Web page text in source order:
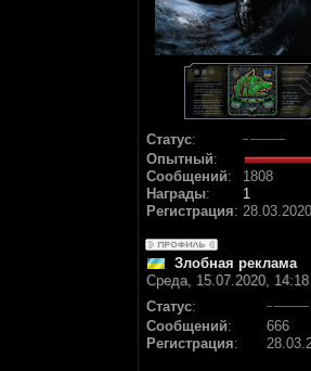
Статус:
Опытный:
Сообщений:
1808
Награды:
1
Регистрация: 28.03.2020
Злобная реклама
Среда, 15.07.2020, 14:18
Статус:
Сообщений:
666
Регистрация: